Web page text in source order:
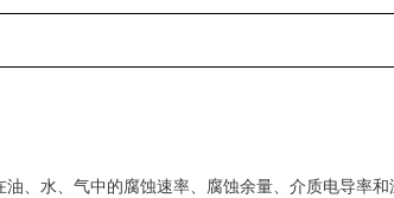
、水、气中的腐蚀速率、腐蚀余量、介质电导率和